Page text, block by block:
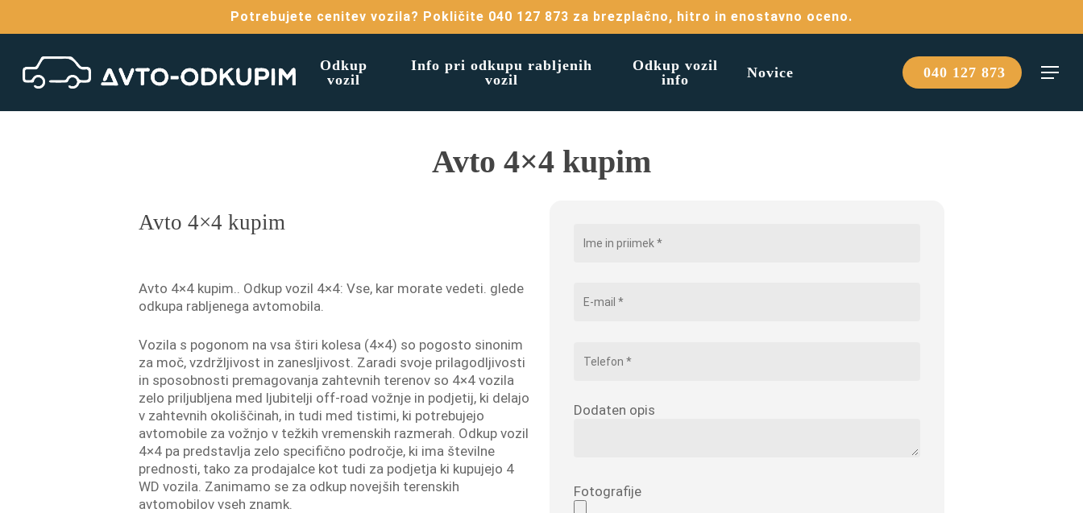
content
Potrebujete cenitev vozila? Pokličite 040 127 873 za brezplačno, hitro in enostavno oceno.
Odkup
vozil
Info pri odkupu rabljenih
vozil
Odkup vozil
info
Novice 040 127 873 Menu
Avto 4×4 kupim
Avto 4×4 kupim
Avto 4×4 kupim.. Odkup vozil 4×4: Vse, kar morate vedeti. glede
odkupa rabljenega avtomobila.
Vozila s pogonom na vsa štiri kolesa (4×4) so pogosto sinonim
za moč, vzdržljivost in zanesljivost. Zaradi svoje prilagodljivosti
in sposobnosti premagovanja zahtevnih terenov so 4×4 vozila
zelo priljubljena med ljubitelji off-road vožnje in podjetij, ki delajo
v zahtevnih okoliščinah, in tudi med tistimi, ki potrebujejo
avtomobile za vožnjo v težkih vremenskih razmerah. Odkup vozil
4×4 pa predstavlja zelo specifično področje, ki ima številne
prednosti, tako za prodajalce kot tudi za podjetja ki kupujejo 4
WD vozila. Zanimamo se za odkup novejših terenskih
avtomobilov vseh znamk.
Dodaten opis
Fotografije